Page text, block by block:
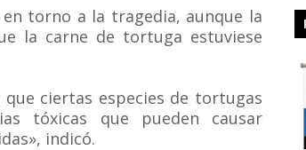
torno a la tragedia, aunque la
la carne de tortuga estuviese
ciertas especies de tortugas
tóxicas que pueden causar
indicó.